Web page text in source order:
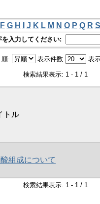
F G H J K L M N O P Q R S
入力してください:
順: 表示件数 表
検索結果表示: 1 - 1 / 1
トル
組成について
検索結果表示: 1 - 1 / 1